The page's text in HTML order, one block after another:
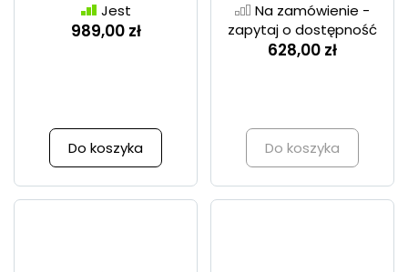
Jest
989,00 zł
Do koszyka
Na zamówienie -
zapytaj o dostępność
628,00 zł
Do koszyka